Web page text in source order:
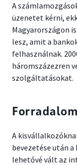
A
üzenetet kérni,
Magyarországon
lesz, amit a
felhasználnak.
háromszázezren
szolgáltatásokat.
A
bevezetése után
lehetővé vált az